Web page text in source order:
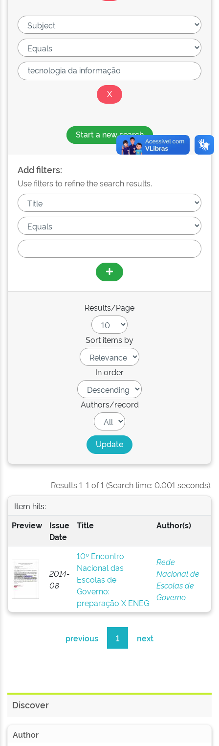
Start a new search
Add filters:
Use filters to refine the search results.
Results/Page
Sort items by
In order
Authors/record
Results 1-1 of 1 (Search time: 0.001 seconds).
Item hits:
Preview
Issue
Date
Title Author(s)
2014-
08
10º Encontro
Nacional das
Escolas de
Governo:
preparação X ENEG
Rede
Nacional de
Escolas de
Governo
previous 1 next
Discover
Author